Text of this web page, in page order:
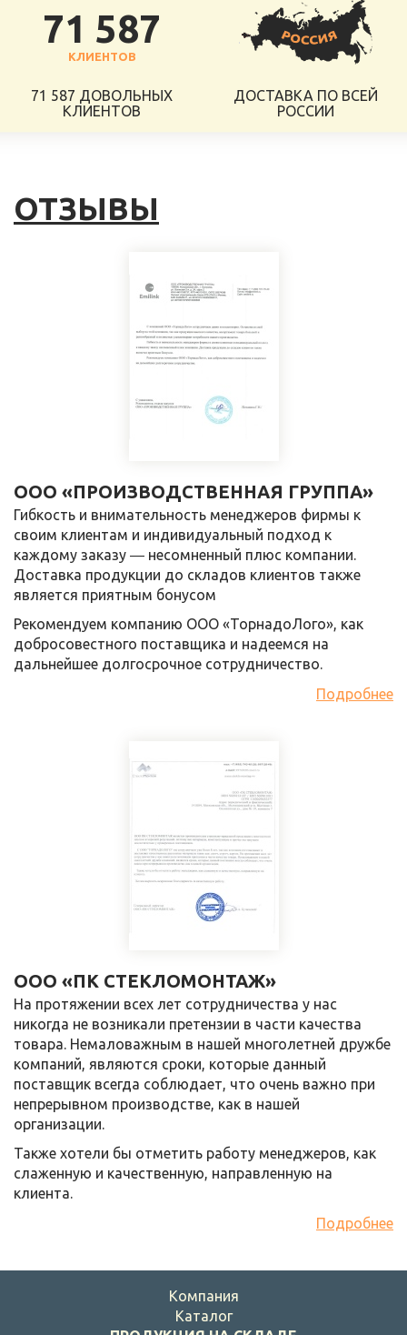
71 587
КЛИЕНТОВ
71 587 ДОВОЛЬНЫХ
КЛИЕНТОВ
ДОСТАВКА ПО ВСЕЙ
РОССИИ
ОТЗЫВЫ
ООО «ПРОИЗВОДСТВЕННАЯ ГРУППА»
Гибкость и внимательность менеджеров фирмы к
своим клиентам и индивидуальный подход к
каждому заказу ― несомненный плюс компании.
Доставка продукции до складов клиентов также
является приятным бонусом
Рекомендуем компанию ООО «ТорнадоЛого», как
добросовестного поставщика и надеемся на
дальнейшее долгосрочное сотрудничество.
Подробнее
ООО «ПК СТЕКЛОМОНТАЖ»
На протяжении всех лет сотрудничества у нас
никогда не возникали претензии в части качества
товара. Немаловажным в нашей многолетней дружбе
компаний, являются сроки, которые данный
поставщик всегда соблюдает, что очень важно при
непрерывном производстве, как в нашей
организации.
Также хотели бы отметить работу менеджеров, как
слаженную и качественную, направленную на
клиента.
Подробнее
Компания
Каталог